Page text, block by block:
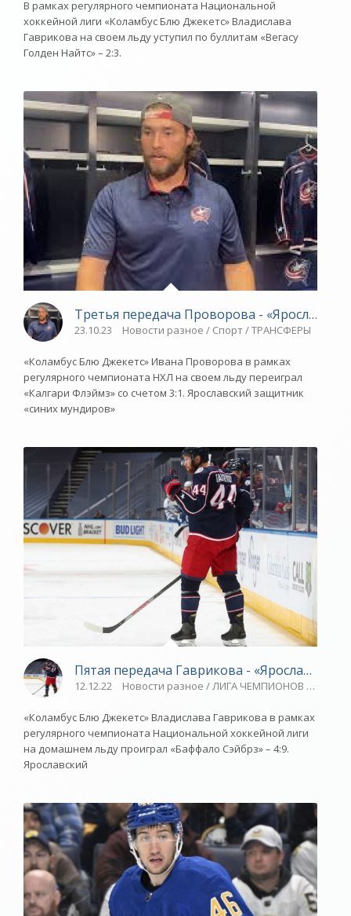
В рамках регулярного чемпионата Национальной
хоккейной лиги «Коламбус Блю Джекетс» Владислава
Гаврикова на своем льду уступил по буллитам «Вегасу
Голден Найтс» – 2:3.
Третья передача Проворова -
23.10.23 Новости разное / Спорт / ТРАНСФЕРЫ
«Коламбус Блю Джекетс» Ивана Проворова в рамках
регулярного чемпионата НХЛ на своем льду переиграл
«Калгари Флэймз» со счетом 3:1. Ярославский защитник
«синих мундиров»
Пятая передача Гаврикова - «Ярославский
12.12.22 Новости разное / ЛИГА ЧЕМПИОНОВ / Спорт
«Коламбус Блю Джекетс» Владислава Гаврикова в рамках
регулярного чемпионата Национальной хоккейной лиги
на домашнем льду проиграл «Баффало Сэйбрз» – 4:9.
Ярославский